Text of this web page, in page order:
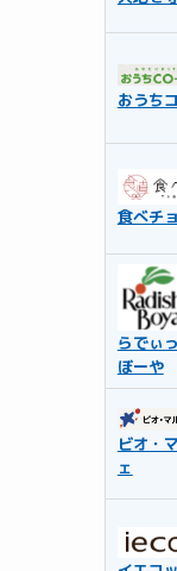
おうち
食べチ
らでぃ
ぼーや
ビオ・
ェ